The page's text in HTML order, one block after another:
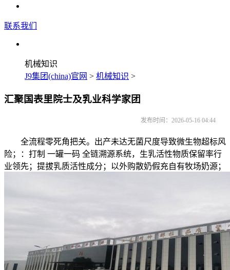
联系我们
机械知识
J9集团(china)官网 > 机械知识 >
汇聚国表里院士及乳业科学家团
发布时间：2026-05-16 04:44
全流程零死角把关。出产未达无菌尺度导致微生物超标风
险；：打制 一罐一码 全链溯源系统，生乳活性物质保留率行
业领先；提拔乳质活性成分；以外购散奶假充自有牧场奶源；